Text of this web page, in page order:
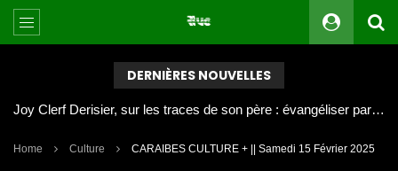
DERNIÈRES NOUVELLES
Joy Clerf Derisier, sur les traces de son père : évangéliser par la musique
Home Culture CARAIBES CULTURE + || Samedi 15 Février 2025